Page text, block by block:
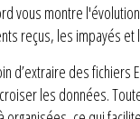
vous montre
reçus, les impayés et
d’extraire des fichiers
les données.